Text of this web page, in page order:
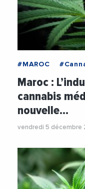
#MAROC
Maroc :
cannabis
nouvelle…
vendredi 5 décembre